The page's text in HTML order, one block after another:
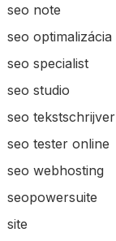
seo note
seo optimalizácia
seo specialist
seo studio
seo tekstschrijver
seo tester online
seo webhosting
seopowersuite
site